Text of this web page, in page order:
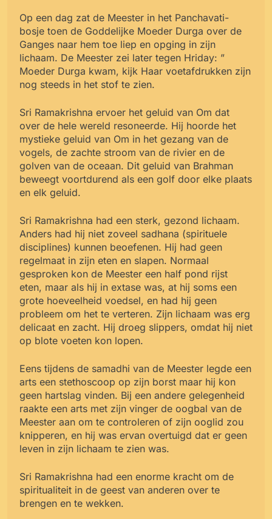
Op een dag zat de Meester in het Panchavati-
bosje toen de Goddelijke Moeder Durga over de
Ganges naar hem toe liep en opging in zijn
lichaam. De Meester zei later tegen Hriday: ”
Moeder Durga kwam, kijk Haar voetafdrukken zijn
nog steeds in het stof te zien.
Sri Ramakrishna ervoer het geluid van Om dat
over de hele wereld resoneerde. Hij hoorde het
mystieke geluid van Om in het gezang van de
vogels, de zachte stroom van de rivier en de
golven van de oceaan. Dit geluid van Brahman
beweegt voortdurend als een golf door elke plaats
en elk geluid.
Sri Ramakrishna had een sterk, gezond lichaam.
Anders had hij niet zoveel sadhana (spirituele
disciplines) kunnen beoefenen. Hij had geen
regelmaat in zijn eten en slapen. Normaal
gesproken kon de Meester een half pond rijst
eten, maar als hij in extase was, at hij soms een
grote hoeveelheid voedsel, en had hij geen
probleem om het te verteren. Zijn lichaam was erg
delicaat en zacht. Hij droeg slippers, omdat hij niet
op blote voeten kon lopen.
Eens tijdens de samadhi van de Meester legde een
arts een stethoscoop op zijn borst maar hij kon
geen hartslag vinden. Bij een andere gelegenheid
raakte een arts met zijn vinger de oogbal van de
Meester aan om te controleren of zijn ooglid zou
knipperen, en hij was ervan overtuigd dat er geen
leven in zijn lichaam te zien was.
Sri Ramakrishna had een enorme kracht om de
spiritualiteit in de geest van anderen over te
brengen en te wekken.